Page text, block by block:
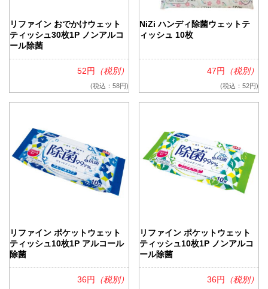
リファイン おでかけウェット
ティッシュ30枚1P ノンアルコ
ール除菌
52円 （税別）
(税込：58円)
NiZi ハンディ除菌ウェットテ
ィッシュ 10枚
47円 （税別）
(税込：52円)
リファイン ポケットウェット
ティッシュ10枚1P アルコール
除菌
36円 （税別）
リファイン ポケットウェット
ティッシュ10枚1P ノンアルコ
ール除菌
36円 （税別）